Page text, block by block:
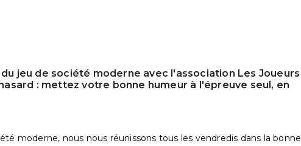
jeu de société moderne avec l'association Les Joueurs
: mettez votre bonne humeur à l'épreuve seul, en
moderne, nous nous réunissons tous les vendredis dans la bonne